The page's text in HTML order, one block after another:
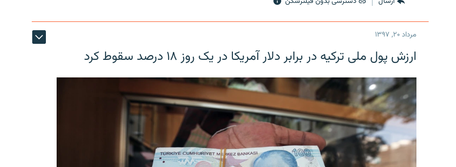
مرداد ۲۰, ۱۳۹۷
ارزش پول ملی ترکیه در برابر دلار آمریکا در یک روز ۱۸ درصد سقوط کرد